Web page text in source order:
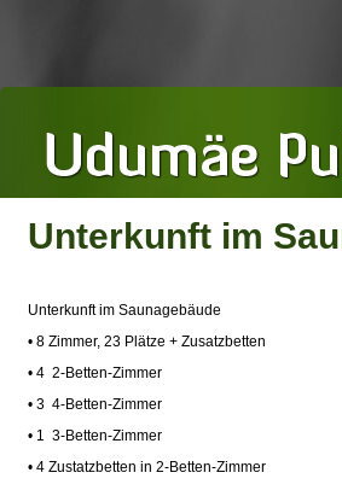
Unterkunft im
Unterkunft im Saunagebäude
• 8 Zimmer, 23 Plätze + Zusatzbetten
• 4 2-Betten-Zimmer
• 3 4-Betten-Zimmer
• 1 3-Betten-Zimmer
• 4 Zustatzbetten in 2-Betten-Zimmer